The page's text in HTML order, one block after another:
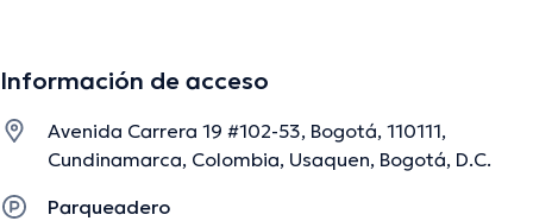
Fernando Henao Riveros ha participado en innumerables
formación continua en su temática de especialización y
ha anunciado diferentes artículos. Para finalizar, el
profesional de la salud puede hablar en Español.
Información de acceso
Avenida Carrera 19 #102-53, Bogotá, 110111,
Cundinamarca, Colombia, Usaquen, Bogotá, D.C.
Parqueadero